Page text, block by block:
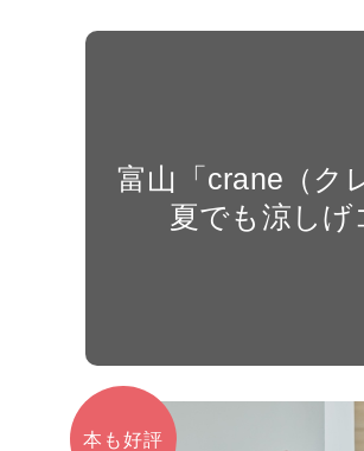
富山「crane（ク
夏でも涼しげ
本も好評